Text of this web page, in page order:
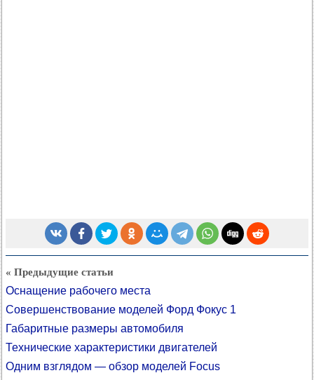
« Предыдущие статьи
Оснащение рабочего места
Совершенствование моделей Форд Фокус 1
Габаритные размеры автомобиля
Технические характеристики двигателей
Одним взглядом — обзор моделей Focus